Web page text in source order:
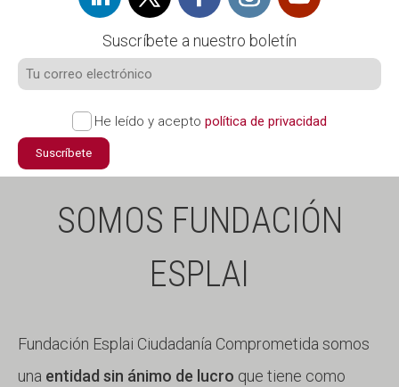
Suscríbete a nuestro boletín
He leído y acepto política de privacidad
Suscríbete
SOMOS FUNDACIÓN
ESPLAI
Fundación Esplai Ciudadanía Comprometida somos
una entidad sin ánimo de lucro que tiene como